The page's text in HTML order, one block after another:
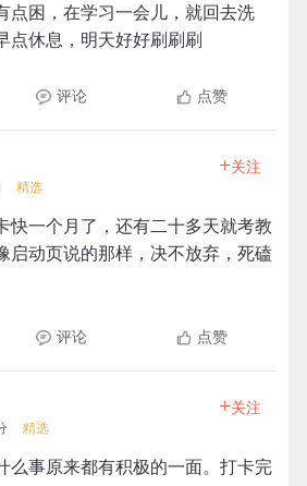
点困，在学习一会儿，就回去洗
点休息，明天好好刷刷刷
评论 点赞
精选
+关注
快一个月了，还有二十多天就考教
启动页说的那样，决不放弃，死磕
评论 点赞
精选
+关注
么事原来都有积极的一面。打卡完